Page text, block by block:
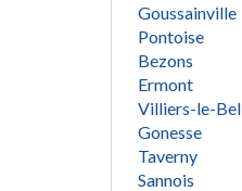
Goussainville
Pontoise
Bezons
Ermont
Villiers-le-Bel
Gonesse
Taverny
Sannois